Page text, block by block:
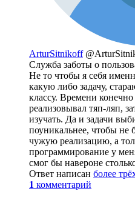
ArturSitnikoff
Служба заботы о
Не то чтобы я себя
какую либо задачу,
классу. Времени
реализовывал тяп-ляп,
изучать. Да и задачи
поуникальнее, чтобы не
чужую реализацию, а
программирование у
смог бы навероне
Ответ написан более
1 комментарий